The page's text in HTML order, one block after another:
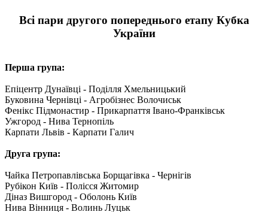
Всі пари другого попереднього етапу Кубка
України
Перша група:
Епіцентр Дунаївці - Поділля Хмельницький
Буковина Чернівці - Агробізнес Волочиськ
Фенікс Підмонастир - Прикарпаття Івано-Франківськ
Ужгород - Нива Тернопіль
Карпати Львів - Карпати Галич
Друга група:
Чайка Петропавлівська Борщагівка - Чернігів
Рубікон Київ - Полісся Житомир
Діназ Вишгород - Оболонь Київ
Нива Вінниця - Волинь Луцьк